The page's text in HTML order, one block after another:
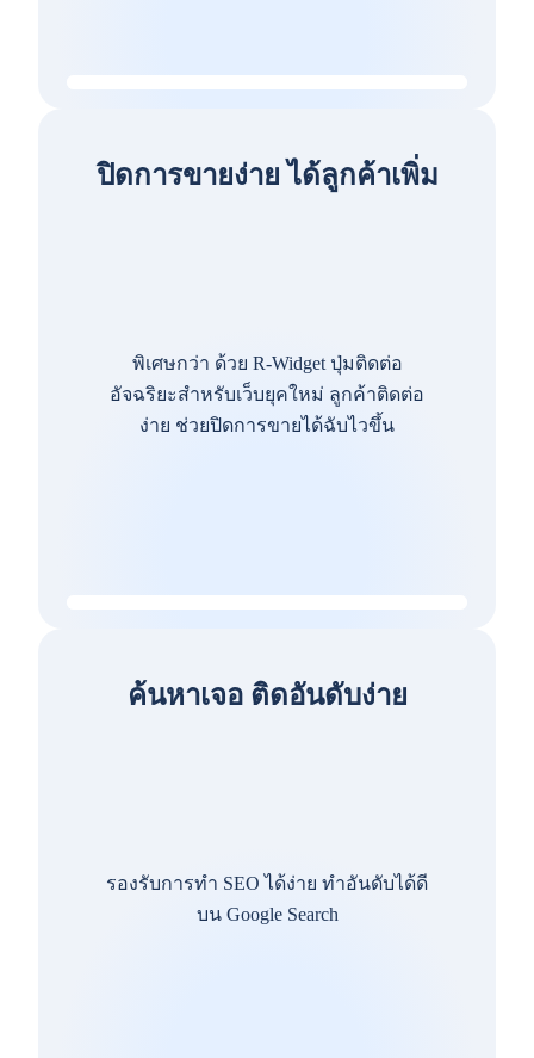
ปิดการขายง่าย ได้ลูกค้าเพิ่ม
พิเศษกว่า ด้วย R-Widget ปุ่มติดต่อ
อัจฉริยะสำหรับเว็บยุคใหม่ ลูกค้าติดต่อ
ง่าย ช่วยปิดการขายได้ฉับไวขึ้น
ค้นหาเจอ ติดอันดับง่าย
รองรับการทำ SEO ได้ง่าย ทำอันดับได้ดี
บน Google Search